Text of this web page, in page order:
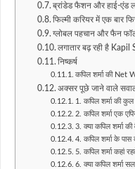
ब्रांडेड फैशन और हाई-एंड
फिल्मी करियर में एक बार
ग्लोबल पहचान और फैन
लगातार बढ़ रही है
निष्कर्ष
कपिल शर्मा की Net
अक्सर पूछे जाने वाले
1. कपिल शर्मा की कुल
2. कपिल शर्मा एक
3. क्या कपिल शर्मा
4. कपिल शर्मा के पास
5. कपिल शर्मा कहां
6. क्या कपिल शर्मा